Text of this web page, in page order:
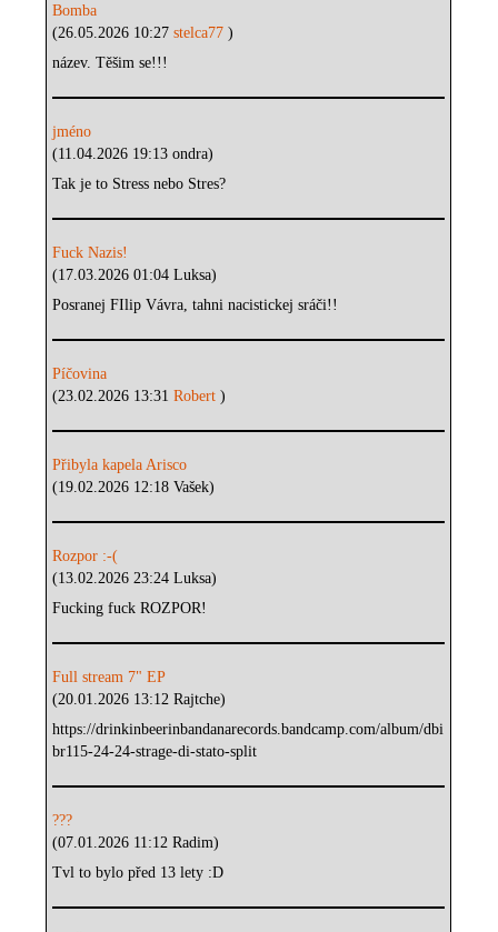
Bomba
(26.05.2026 10:27stelca77)
název. Těšim se!!!
jméno
(11.04.2026 19:13 ondra)
Tak je to Stress nebo Stres?
Fuck Nazis!
(17.03.2026 01:04 Luksa)
Posranej FIlip Vávra, tahni nacistickej sráči!!
Píčovina
(23.02.2026 13:31Robert)
Přibyla kapela Arisco
(19.02.2026 12:18 Vašek)
Rozpor :-(
(13.02.2026 23:24 Luksa)
Fucking fuck ROZPOR!
Full stream 7" EP
(20.01.2026 13:12 Rajtche)
https://drinkinbeerinbandanarecords.bandcamp.com/album/dbi
br115-24-24-strage-di-stato-split
???
(07.01.2026 11:12 Radim)
Tvl to bylo před 13 lety :D